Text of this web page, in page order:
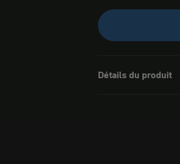
Détails du produit